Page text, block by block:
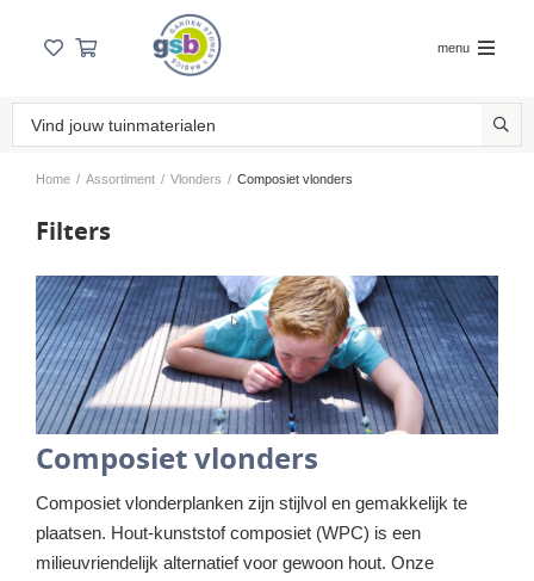
menu
Home / Assortiment / Vlonders / Composiet vlonders
Filters
Composiet vlonders
Composiet vlonderplanken zijn stijlvol en gemakkelijk te
plaatsen. Hout-kunststof composiet (WPC) is een
milieuvriendelijk alternatief voor gewoon hout. Onze